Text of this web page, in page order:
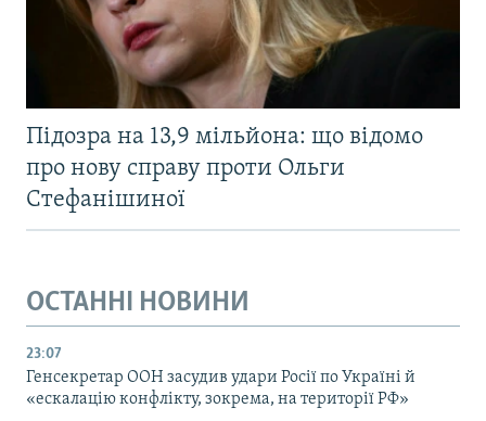
Підозра на 13,9 мільйона: що відомо
про нову справу проти Ольги
Стефанішиної
ОСТАННІ НОВИНИ
23:07
Генсекретар ООН засудив удари Росії по Україні й
«ескалацію конфлікту, зокрема, на території РФ»